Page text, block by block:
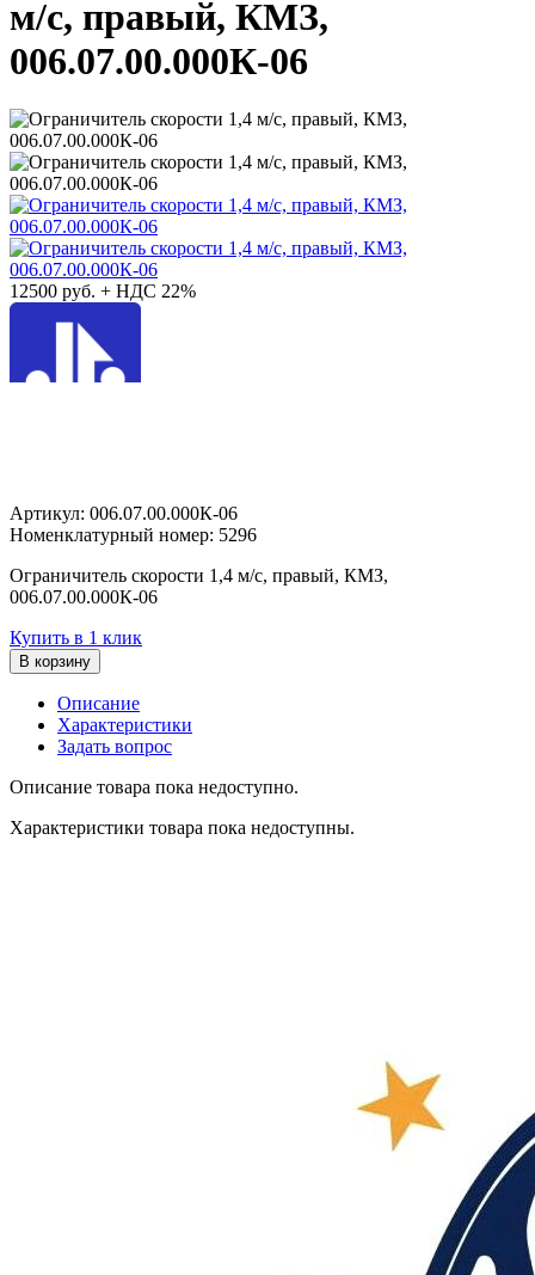
м/с, правый, КМЗ,
006.07.00.000К-06
12500 руб. + НДС 22%
Артикул: 006.07.00.000К-06
Номенклатурный номер: 5296
Ограничитель скорости 1,4 м/с, правый, КМЗ,
006.07.00.000К-06
Купить в 1 клик
В корзину
Описание
Характеристики
Задать вопрос
Описание товара пока недоступно.
Характеристики товара пока недоступны.